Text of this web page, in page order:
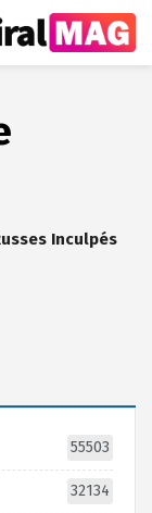
Inculpés
55503
32134